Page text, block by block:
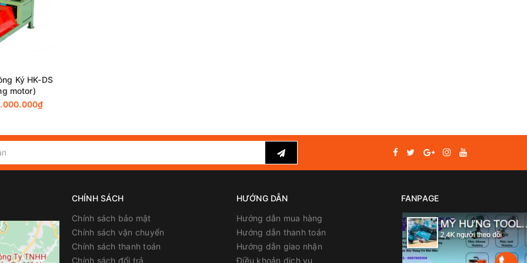
Ký HK-DS
motor)
CHÍNH SÁCH
Chính sách bảo mật
Chính sách vận chuyển
Chính sách thanh toán
Chính sách đổi trả
HƯỚNG DẪN
Hướng dẫn mua hàng
Hướng dẫn thanh toán
Hướng dẫn giao nhận
Điều khoản dịch vụ
FANPAGE